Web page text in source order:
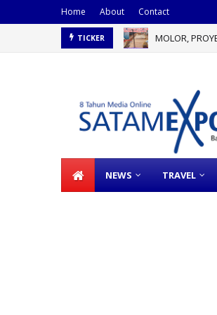
Home About Contact
TICKER MOLOR,
NEWS TRAVEL